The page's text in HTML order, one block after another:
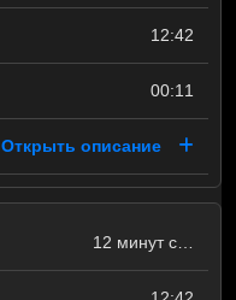
12:42
00:11
Открыть описание
12 минут с…